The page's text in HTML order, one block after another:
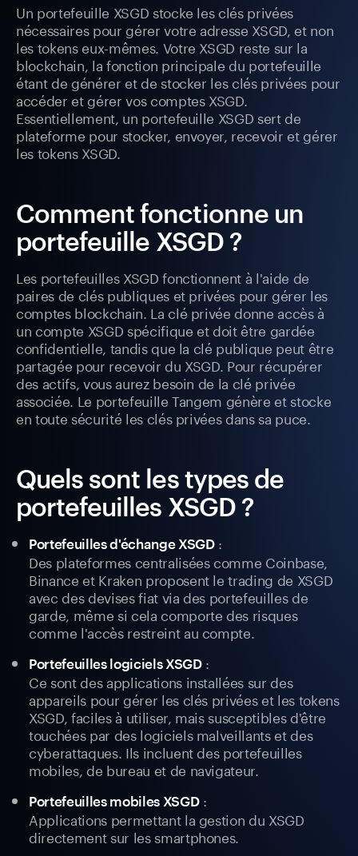
Un portefeuille XSGD stocke les clés privées
nécessaires pour gérer votre adresse XSGD, et non
les tokens eux-mêmes. Votre XSGD reste sur la
blockchain, la fonction principale du portefeuille
étant de générer et de stocker les clés privées pour
accéder et gérer vos comptes XSGD.
Essentiellement, un portefeuille XSGD sert de
plateforme pour stocker, envoyer, recevoir et gérer
les tokens XSGD.
Comment fonctionne un
portefeuille XSGD ?
Les portefeuilles XSGD fonctionnent à l'aide de
paires de clés publiques et privées pour gérer les
comptes blockchain. La clé privée donne accès à
un compte XSGD spécifique et doit être gardée
confidentielle, tandis que la clé publique peut être
partagée pour recevoir du XSGD. Pour récupérer
des actifs, vous aurez besoin de la clé privée
associée. Le portefeuille Tangem génère et stocke
en toute sécurité les clés privées dans sa puce.
Quels sont les types de
portefeuilles XSGD ?
Portefeuilles d'échange XSGD:
Des plateformes centralisées comme Coinbase,
Binance et Kraken proposent le trading de XSGD
avec des devises fiat via des portefeuilles de
garde, même si cela comporte des risques
comme l'accès restreint au compte.
Portefeuilles logiciels XSGD:
Ce sont des applications installées sur des
appareils pour gérer les clés privées et les tokens
XSGD, faciles à utiliser, mais susceptibles d'être
touchées par des logiciels malveillants et des
cyberattaques. Ils incluent des portefeuilles
mobiles, de bureau et de navigateur.
Portefeuilles mobiles XSGD:
Applications permettant la gestion du XSGD
directement sur les smartphones.